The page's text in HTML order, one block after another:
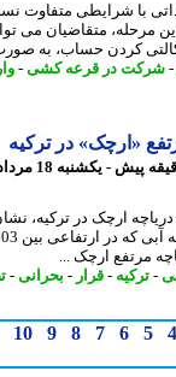
با شرایطی متفاوت
متقاضیان می
کردن حساب، به صورت ...
در قرعه کشی-
در ترکیه
ارچک در ترکیه، نشان
ارچک ...
-قرار - بحرانی-
5
6
7
8
9
10
11